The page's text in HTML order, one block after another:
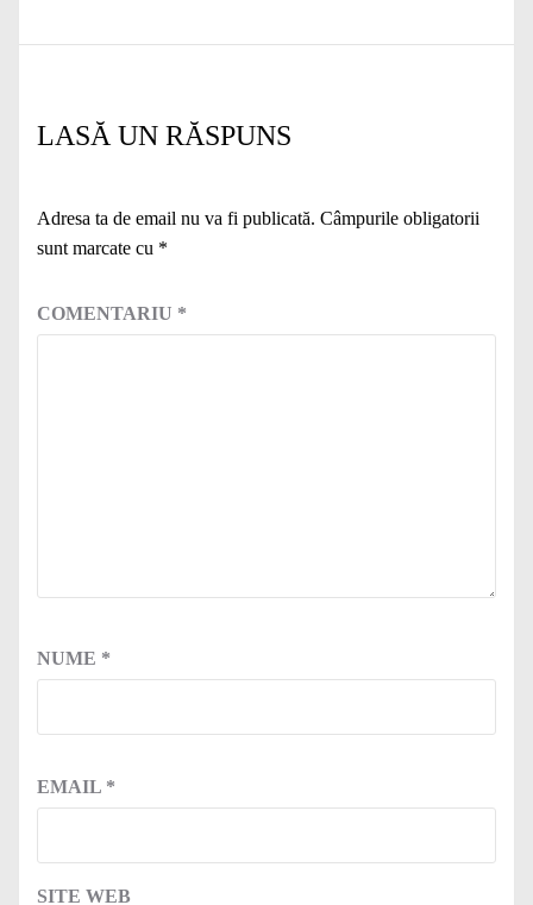
LASĂ UN RĂSPUNS
Adresa ta de email nu va fi publicată. Câmpurile obligatorii
sunt marcate cu *
COMENTARIU *
NUME *
EMAIL *
SITE WEB